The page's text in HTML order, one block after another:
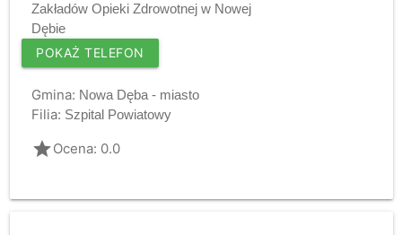
Zakładów Opieki Zdrowotnej w Nowej
Dębie
POKAŻ TELEFON
Gmina: Nowa Dęba - miasto
Filia: Szpital Powiatowy
gradeOcena: 0.0